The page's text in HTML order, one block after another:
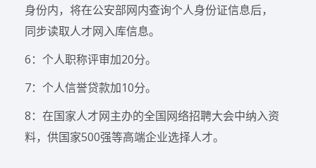
身份内，将在公安部网内查询个人身份证信息后，
同步读取人才网入库信息。
6：个人职称评审加20分。
7：个人信誉贷款加10分。
8：在国家人才网主办的全国网络招聘大会中纳入资
料，供国家500强等高端企业选择人才。